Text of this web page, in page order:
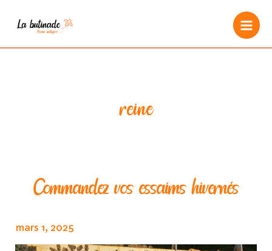
reine
Commandez vos essaims hivernés
mars 1, 2025